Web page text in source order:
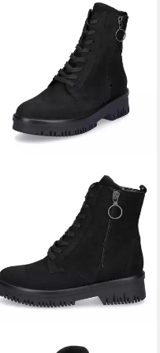
WALDLÄUFERWaldläufer